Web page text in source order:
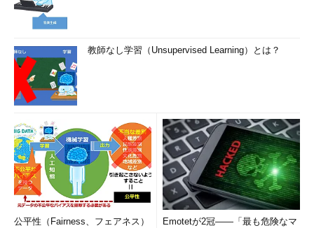
教師なし学習（Unsupervised Learning）とは？
公平性（Fairness、フェアネス）
Emotetが2冠――「最も危険なマ